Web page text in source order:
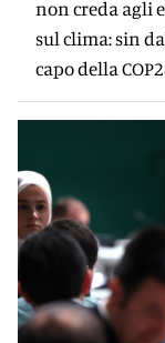
non creda agli
sul clima: sin
capo della